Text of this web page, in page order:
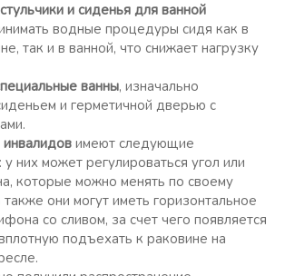
и сиденья для ванной
водные процедуры сидя как в
так и в ванной, что снижает нагрузку
ванны, изначально
и герметичной дверью с
имеют следующие
них может регулироваться угол или
которые можно менять по своему
они могут иметь горизонтальное
со сливом, за счет чего появляется
подъехать к раковине на